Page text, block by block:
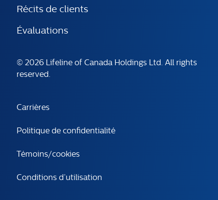
Récits de clients
Évaluations
© 2026 Lifeline of Canada Holdings Ltd. All rights
reserved.
Carrières
Politique de confidentialité
Témoins/cookies
Conditions d’utilisation